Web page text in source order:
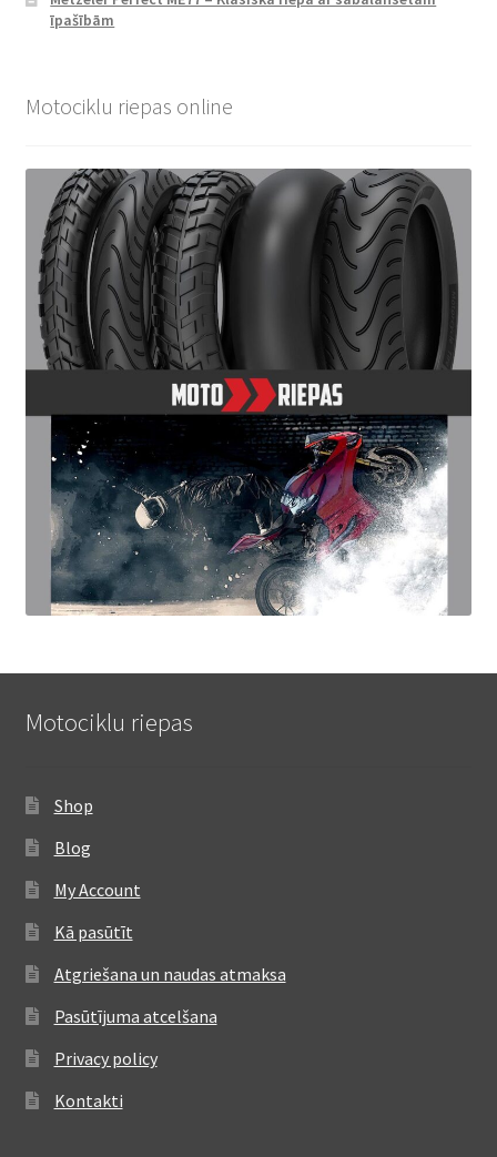
īpašībām
Motociklu riepas online
Motociklu riepas
Shop
Blog
My Account
Kā pasūtīt
Atgriešana un naudas atmaksa
Pasūtījuma atcelšana
Privacy policy
Kontakti